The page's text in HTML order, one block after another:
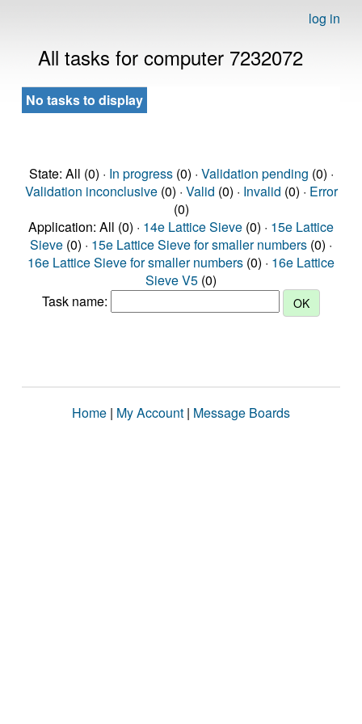
log in
All tasks for computer 7232072
No tasks to display
State: All (0) · In progress(0) · Validation pending (0) ·
Validation inconclusive(0) · Valid (0) · Invalid (0) · Error
(0)
Application: All (0) · 14e Lattice Sieve (0) · 15e Lattice
Sieve (0) · 15e Lattice Sieve for smaller numbers (0) ·
16e Lattice Sieve for smaller numbers (0) · 16e Lattice
Sieve V5 (0)
Task name:
Home | My Account | Message Boards